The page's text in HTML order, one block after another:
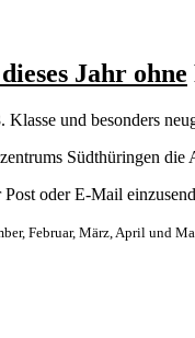
Jahr ohne
Klasse und besonders
Südthüringen
oder E-Mail
Februar, März, April und